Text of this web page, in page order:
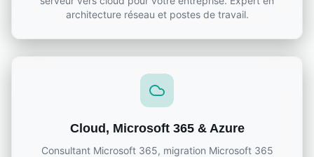
architecture réseau et postes de travail.
Cloud, Microsoft 365 & Azure
Consultant Microsoft 365, migration Microsoft 365